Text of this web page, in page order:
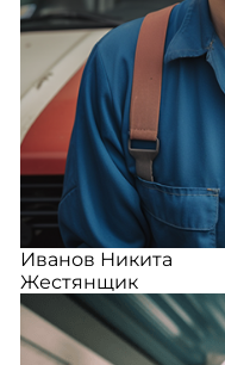
Иванов Никита
Жестянщик